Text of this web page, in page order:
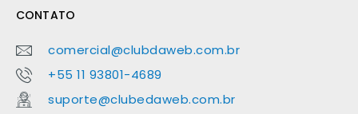
CONTATO
comercial@clubdaweb.com.br
+55 11 93801-4689
suporte@clubedaweb.com.br